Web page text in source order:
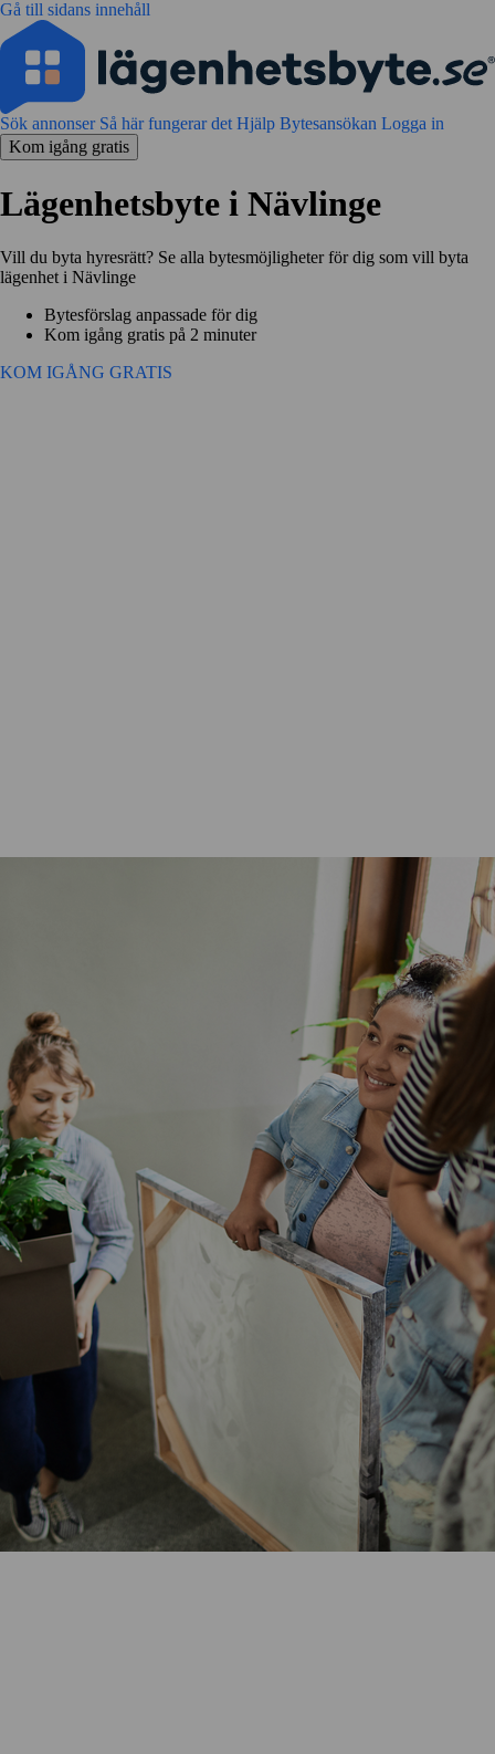
Gå till sidans innehåll
Sök annonser Så här fungerar det Hjälp Bytesansökan Logga in
Kom igång gratis
Lägenhetsbyte i Nävlinge
Vill du byta hyresrätt? Se alla bytesmöjligheter för dig som vill byta
lägenhet i Nävlinge
Bytesförslag anpassade för dig
Kom igång gratis på 2 minuter
KOM IGÅNG GRATIS